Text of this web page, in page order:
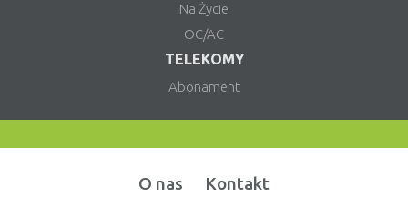
Na Życie
OC/AC
TELEKOMY
Abonament
O nas Kontakt